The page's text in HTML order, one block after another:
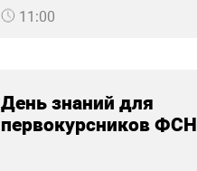
11:00
День знаний для
первокурсников ФСН